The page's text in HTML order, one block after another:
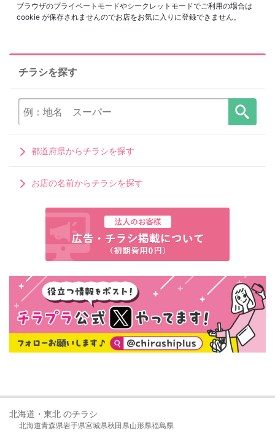
ブラウザのプライベートモードやシークレットモードでご利用の場合は
cookie が保存されませんのでお店をお気に入りに登録できません。
チラシを探す
都道府県からチラシを探す
お店の名前からチラシを探す
北海道・東北 のチラシ
北海道青森県岩手県宮城県秋田県山形県福島県